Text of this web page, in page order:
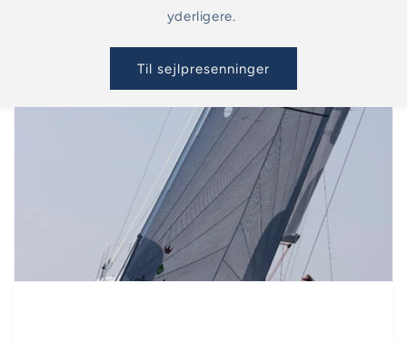
yderligere.
Til sejlpresenninger